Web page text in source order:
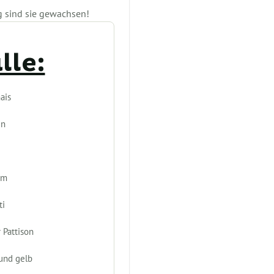
sind sie gewachsen!
gelb